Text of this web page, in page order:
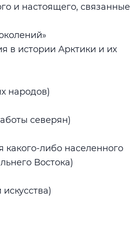
и настоящего, связанные
в истории Арктики и их
народов)
северян)
какого-либо населенного
Востока)